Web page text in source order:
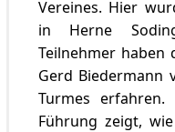
Vereines. Hier
in Herne
Teilnehmer haben
Gerd Biedermann
Turmes
Führung zeigt,